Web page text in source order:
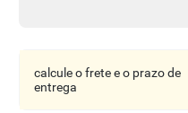
calcule o frete e o prazo de
entrega